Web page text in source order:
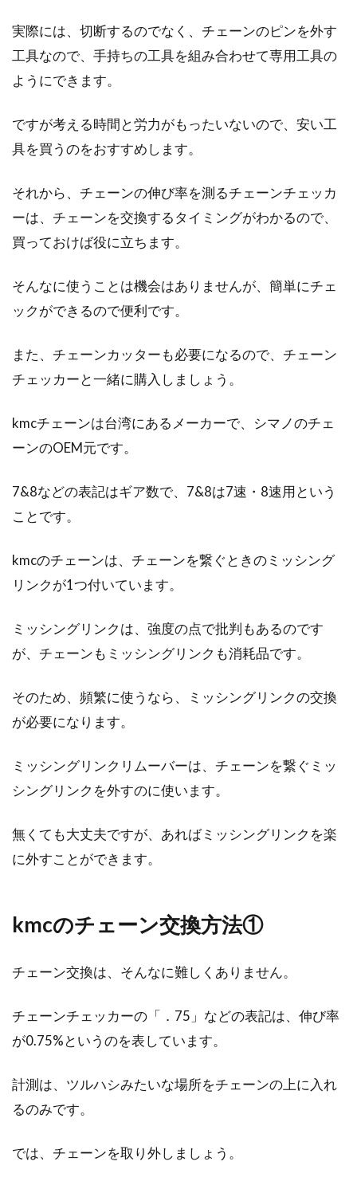
登れるエアロロードは健在！メリ
台湾の世界的自転車メーカー「メリダ」は、
2013年の初参戦から近年UCIワールドツアーで
目覚...
bmxを乗りこなしたい！ジャイロを
フラットにしようかストリートにしようか、迷
はありません。ですが、ロードバイクなどで
トレックのクロスバイクをブレーキ
こんにちは、自転車ライターふくだです。先
「ブレーキ交換...
クロスバイクは初心者でも楽しい！
思い出はブログに載せよう
ママチャリより、もっと速く走れる自転車が欲
しいと思うことはありませんか？そんな願いを
る？罰則規定は？
自転車における道路交通法が改正されてから、
りマナーも改善さ...
作してみる？
実際には、切断するのでなく、チェーンのピンを外す
工具なので、手持ちの工具を組み合わせて専用工具の
ようにできます。
ですが考える時間と労力がもったいないので、安い工
具を買うのをおすすめします。
それから、チェーンの伸び率を測るチェーンチェッカ
ーは、チェーンを交換するタイミングがわかるので、
買っておけば役に立ちます。
そんなに使うことは機会はありませんが、簡単にチェ
ックができるので便利です。
また、チェーンカッターも必要になるので、チェーン
チェッカーと一緒に購入しましょう。
kmcチェーンは台湾にあるメーカーで、シマノのチェ
ーンのOEM元です。
7&8などの表記はギア数で、7&8は7速・8速用という
ことです。
kmcのチェーンは、チェーンを繋ぐときのミッシング
リンクが1つ付いています。
ミッシングリンクは、強度の点で批判もあるのです
が、チェーンもミッシングリンクも消耗品です。
そのため、頻繁に使うなら、ミッシングリンクの交換
が必要になります。
ミッシングリンクリムーバーは、チェーンを繋ぐミッ
シングリンクを外すのに使います。
無くても大丈夫ですが、あればミッシングリンクを楽
に外すことができます。
kmcのチェーン交換方法①
チェーン交換は、そんなに難しくありません。
チェーンチェッカーの「．75」などの表記は、伸び率
が0.75%というのを表しています。
計測は、ツルハシみたいな場所をチェーンの上に入れ
るのみです。
では、チェーンを取り外しましょう。